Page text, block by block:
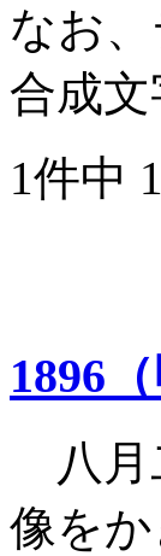
なお
合成
1件中
1896
八月
像を